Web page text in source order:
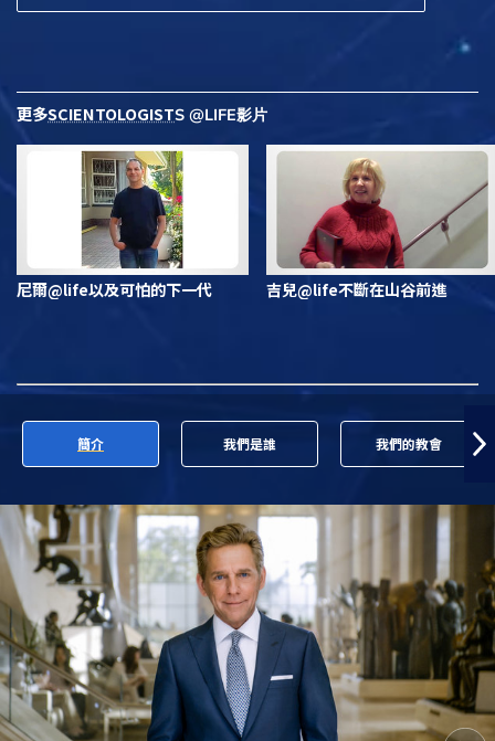
更多SCIENTOLOGISTS @LIFE影片
尼爾@life以及可怕的下一代 吉兒@life不斷在山谷前進
簡介 我們是誰 我們的教會